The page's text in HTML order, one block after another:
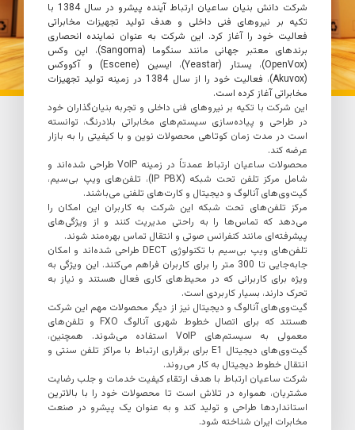
شرکت دانش بنیان ساعیان ارتباط آینده پیشرو
در سال 1384 با
تکیه بر نیروهای فنی داخلی و هدف تولید تجهیزات مخابراتی
فعالیت خود را آغاز کرد. این شرکت به عنوان نماینده انحصاری
برندهای معتبر جهانی مانند سنگوما (Sangoma)، اپن وکس
(
OpenVox)، یستار (Yeastar
)، ایسین (Escene) و آکووکس
(
Akuvox
)، فعالیت خود را از سال 1384 در زمینه تولید تجهیزات
مخابراتی آغاز کرده است.
این شرکت با تکیه بر نیروهای فنی داخلی و تجربه بنیان‌گذاران خود
در طراحی و پیاده‌سازی سیستم‌های مخابراتی بلادرنگ، توانسته
است در مدت زمان کوتاهی محصولات نوین و با کیفیتی را به بازار
عرضه کند.
محصولات ساعیان ارتباط عمدتاً در زمینه VoIP طراحی شده‌اند و
شامل مرکز تلفن تحت شبکه (IP PBX)، تلفن‌های ویپ بی‌سیم،
گیت‌وی‌های آنالوگ و دیجیتال و کارت‌های تلفنی می‌باشند.
مرکز تلفن‌های تحت شبکه این شرکت به کاربران این امکان را
می‌دهد که تماس‌ها را به راحتی مدیریت کنند و از ویژگی‌های
پیشرفته‌ای مانند کنفرانس صوتی و انتقال تماس بهره‌مند شوند.
تلفن‌های ویپ بی‌سیم با تکنولوژی DECT طراحی شده‌اند و امکان
جابه‌جایی تا 300 متر را برای کاربران فراهم می‌کنند. این ویژگی به
ویژه برای کاربرانی که در محیط‌های کاری فعال هستند و نیاز به
تحرک دارند، بسیار کاربردی است.
گیت‌وی‌های آنالوگ و دیجیتال نیز از دیگر محصولات مهم این شرکت
هستند که برای اتصال خطوط شهری آنالوگ FXO و تلفن‌های
معمولی به سیستم‌های VoIP استفاده می‌شوند. همچنین،
گیت‌وی‌های دیجیتال E1 برای برقراری ارتباط با مراکز تلفن سنتی و
انتقال خطوط دیجیتال به کار می‌روند.
شرکت ساعیان ارتباط با هدف ارتقاء کیفیت خدمات و جلب رضایت
مشتریان، همواره در تلاش است تا محصولات خود را با بالاترین
استانداردها طراحی و تولید کند و به عنوان یک پیشرو در صنعت
مخابرات ایران شناخته شود.